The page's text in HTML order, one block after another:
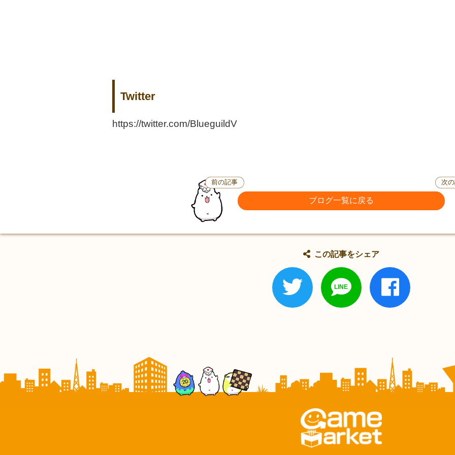
Twitter
https://twitter.com/BlueguildV
前の記事
ブログ一覧に戻る
次
この記事をシェア